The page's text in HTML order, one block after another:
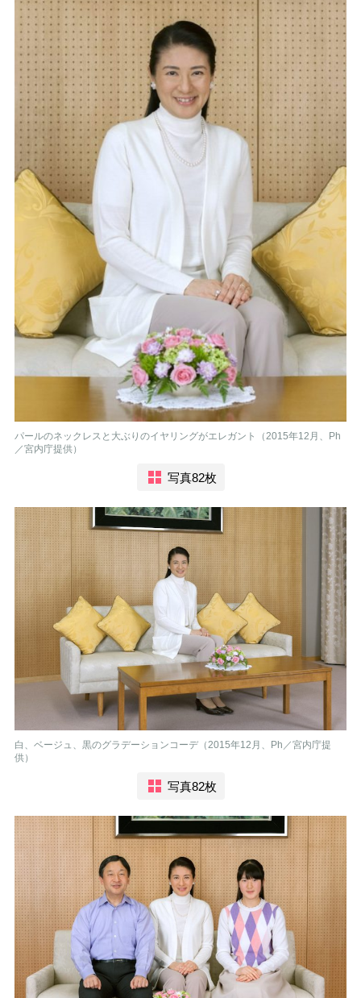
パールのネックレスと大ぶりのイヤリングがエレガント（2015年12月、Ph
／宮内庁提供）
写真82枚
白、ベージュ、黒のグラデーションコーデ（2015年12月、Ph／宮内庁提
供）
写真82枚